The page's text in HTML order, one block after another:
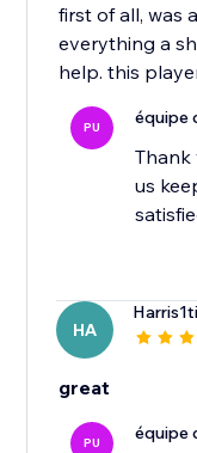
first of all, was
everything a
help. this
PU équipe
Thank
us
HA
great
PU équipe